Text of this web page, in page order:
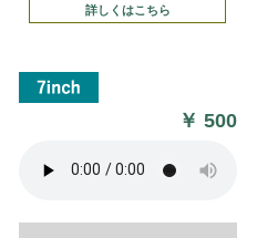
詳しくはこちら
￥500